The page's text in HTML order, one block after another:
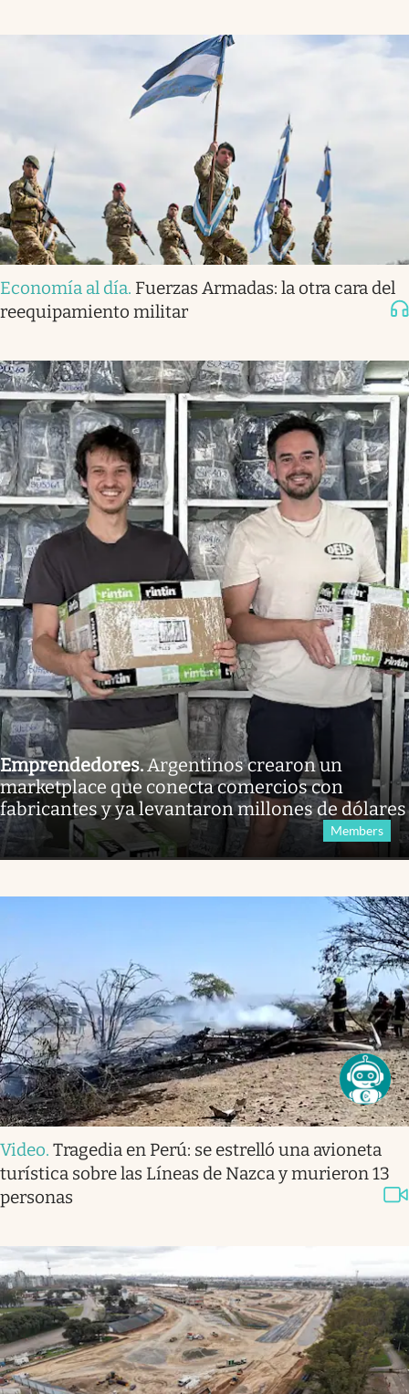
Economía al día. Fuerzas Armadas: la otra cara del
reequipamiento militar
Emprendedores. Argentinos crearon un
marketplace que conecta comercios con
fabricantes y ya levantaron millones de dólares
Members
Video. Tragedia en Perú: se estrelló una avioneta
turística sobre las Líneas de Nazca y murieron 13
personas